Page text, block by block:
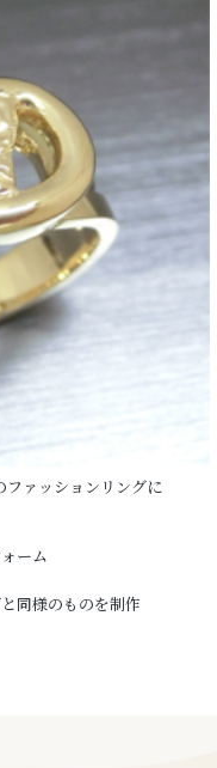
ファッションリングに
ーム
同様のものを制作